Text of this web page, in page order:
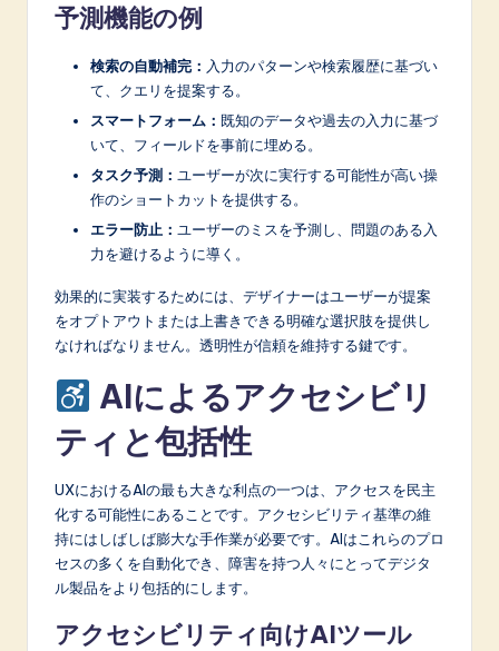
予測機能の例
検索の自動補完： 入力のパターンや検索履歴に基づい
て、クエリを提案する。
スマートフォーム： 既知のデータや過去の入力に基づ
いて、フィールドを事前に埋める。
タスク予測： ユーザーが次に実行する可能性が高い操
作のショートカットを提供する。
エラー防止： ユーザーのミスを予測し、問題のある入
力を避けるように導く。
効果的に実装するためには、デザイナーはユーザーが提案
をオプトアウトまたは上書きできる明確な選択肢を提供し
なければなりません。透明性が信頼を維持する鍵です。
AIによるアクセシビリ
ティと包括性
UXにおけるAIの最も大きな利点の一つは、アクセスを民主
化する可能性にあることです。アクセシビリティ基準の維
持にはしばしば膨大な手作業が必要です。AIはこれらのプロ
セスの多くを自動化でき、障害を持つ人々にとってデジタ
ル製品をより包括的にします。
アクセシビリティ向けAIツール